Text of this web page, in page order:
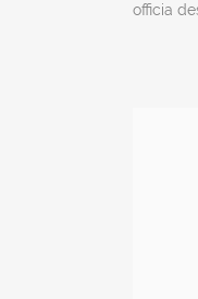
officia